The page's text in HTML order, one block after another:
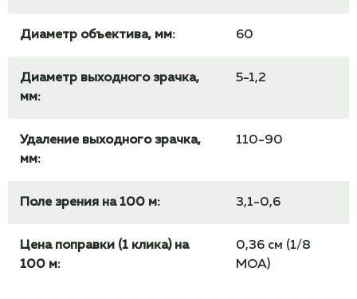
Диаметр объектива, мм: 60
Диаметр выходного зрачка,
мм:
5-1,2
Удаление выходного зрачка,
мм:
110-90
Поле зрения на 100 м: 3,1-0,6
Цена поправки (1 клика) на
100 м:
0,36 см (1/8
МОА)